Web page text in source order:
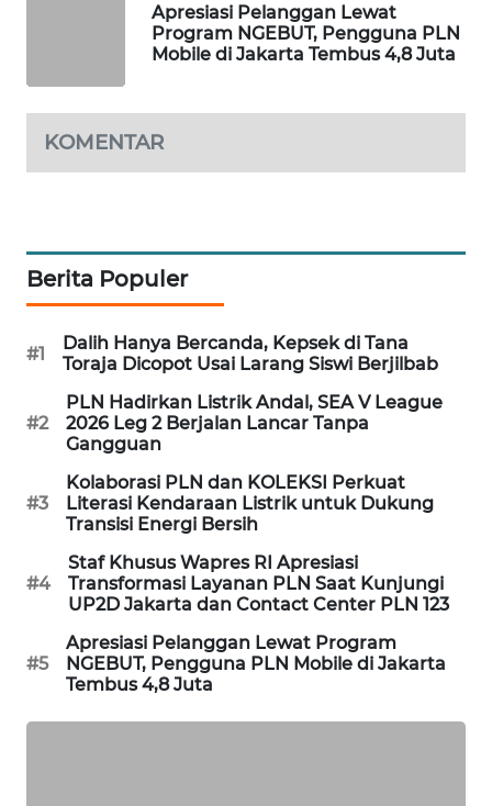
Apresiasi Pelanggan Lewat
Program NGEBUT, Pengguna PLN
Mobile di Jakarta Tembus 4,8 Juta
KOMENTAR
Berita Populer
#1
Dalih Hanya Bercanda, Kepsek di Tana
Toraja Dicopot Usai Larang Siswi Berjilbab
#2
PLN Hadirkan Listrik Andal, SEA V League
2026 Leg 2 Berjalan Lancar Tanpa
Gangguan
#3
Kolaborasi PLN dan KOLEKSI Perkuat
Literasi Kendaraan Listrik untuk Dukung
Transisi Energi Bersih
#4
Staf Khusus Wapres RI Apresiasi
Transformasi Layanan PLN Saat Kunjungi
UP2D Jakarta dan Contact Center PLN 123
#5
Apresiasi Pelanggan Lewat Program
NGEBUT, Pengguna PLN Mobile di Jakarta
Tembus 4,8 Juta
WAHANA
DESA
Wahana
KONSUMEN
LISTRIK
MASYARAKAT
KELISTRIKAN
ID
ID
NET